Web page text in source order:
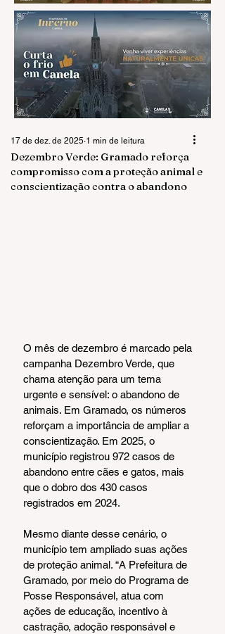
Dezembro Verde: Gramado reforça
compromisso com a proteção animal e
conscientização contra o abandono
17 de dez. de 2025 1 min de leitura
O mês de dezembro é marcado pela
campanha Dezembro Verde, que
chama atenção para um tema
urgente e sensível: o abandono de
animais. Em Gramado, os números
reforçam a importância de ampliar a
conscientização. Em 2025, o
município registrou 972 casos de
abandono entre cães e gatos, mais
que o dobro dos 430 casos
registrados em 2024.
Mesmo diante desse cenário, o
município tem ampliado suas ações
de proteção animal. “A Prefeitura de
Gramado, por meio do Programa de
Posse Responsável, atua com
ações de educação, incentivo à
castração, adoção responsável e